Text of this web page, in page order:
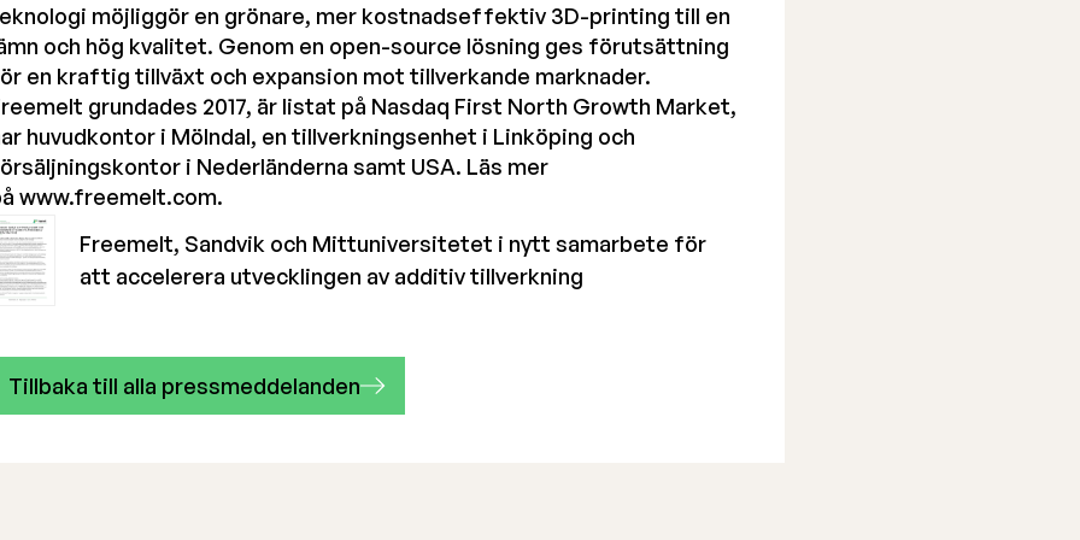
möjliggör en grönare, mer kostnadseffektiv 3D-printing till en
och hög kvalitet. Genom en open-source lösning ges förutsättning
en kraftig tillväxt och expansion mot tillverkande marknader.
grundades 2017, är listat på Nasdaq First North Growth Market,
huvudkontor i Mölndal, en tillverkningsenhet i Linköping och
i Nederländerna samt USA. Läs mer
www.freemelt.com.
Freemelt, Sandvik och Mittuniversitetet i nytt samarbete för
att accelerera utvecklingen av additiv tillverkning
Tillbaka till alla pressmeddelanden